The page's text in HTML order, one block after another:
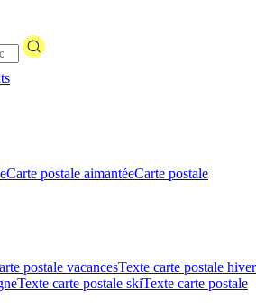
Carte postale aimantéeCarte postale
postale vacancesTexte carte postale hiver
Texte carte postale skiTexte carte postale